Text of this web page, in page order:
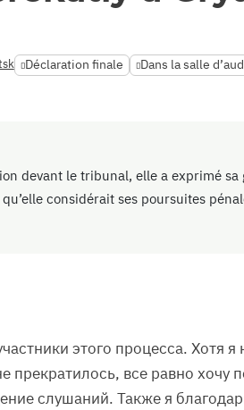
Déclaration finale Dans la salle
devant le tribunal, elle a exprimé
considérait ses poursuites
этого процесса. Хотя
прекратилось, все равно хочу
слушаний. Также я